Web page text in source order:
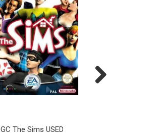
GC The Sims USED